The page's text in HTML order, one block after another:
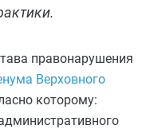
правонарушения
Верховного
которому: